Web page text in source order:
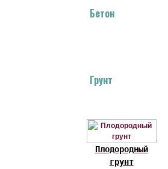
Бетон
Грунт
Плодородный
грунт